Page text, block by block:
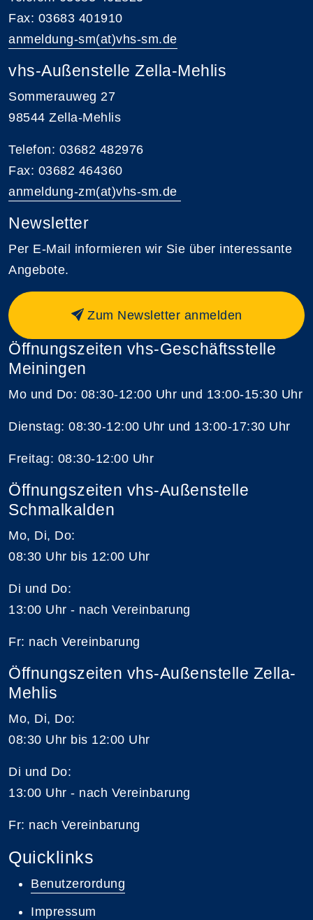
Fax: 03683 401910
anmeldung-sm(at)vhs-sm.de
vhs-Außenstelle Zella-Mehlis
Sommerauweg 27
98544 Zella-Mehlis
Telefon: 03682 482976
Fax: 03682 464360
anmeldung-zm(at)vhs-sm.de
Newsletter
Per E-Mail informieren wir Sie über interessante
Angebote.
Zum Newsletter anmelden
Öffnungszeiten vhs-Geschäftsstelle
Meiningen
Mo und Do: 08:30-12:00 Uhr und 13:00-15:30 Uhr
Dienstag: 08:30-12:00 Uhr und 13:00-17:30 Uhr
Freitag: 08:30-12:00 Uhr
Öffnungszeiten vhs-Außenstelle
Schmalkalden
Mo, Di, Do:
08:30 Uhr bis 12:00 Uhr
Di und Do:
13:00 Uhr - nach Vereinbarung
Fr: nach Vereinbarung
Öffnungszeiten vhs-Außenstelle Zella-
Mehlis
Mo, Di, Do:
08:30 Uhr bis 12:00 Uhr
Di und Do:
13:00 Uhr - nach Vereinbarung
Fr: nach Vereinbarung
Quicklinks
Benutzerordung
Impressum